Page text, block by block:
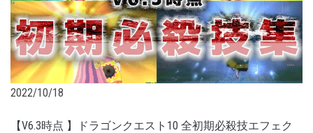
2022/10/18
【V6.3時点 】ドラゴンクエスト10 全初期必殺技エフェク